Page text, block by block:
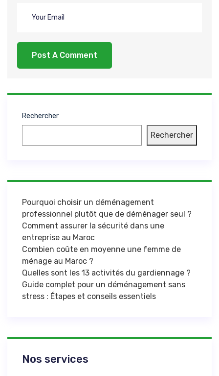
Rechercher
Rechercher
Pourquoi choisir un déménagement
professionnel plutôt que de déménager seul ?
Comment assurer la sécurité dans une
entreprise au Maroc
Combien coûte en moyenne une femme de
ménage au Maroc ?
Quelles sont les 13 activités du gardiennage ?
Guide complet pour un déménagement sans
stress : Étapes et conseils essentiels
Nos services